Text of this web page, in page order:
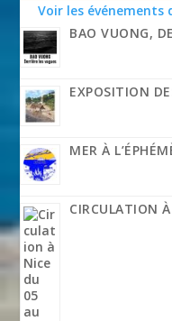
Voir les événements
BAO VUONG,
EXPOSITION
MER À
CIRCULATION